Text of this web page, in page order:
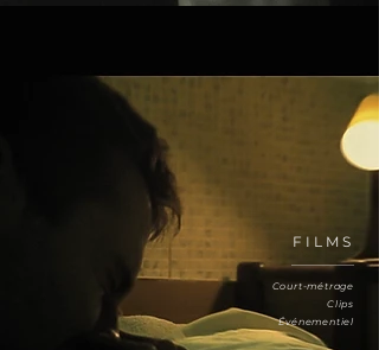
Court-métrage
Clips
Événementiel
FILMS